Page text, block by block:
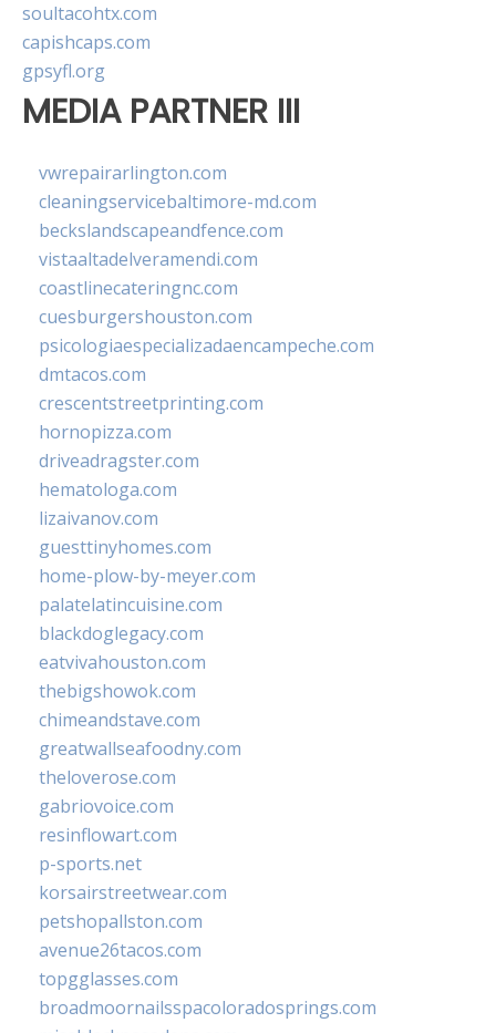
soultacohtx.com
capishcaps.com
gpsyfl.org
MEDIA PARTNER III
vwrepairarlington.com
cleaningservicebaltimore-md.com
beckslandscapeandfence.com
vistaaltadelveramendi.com
coastlinecateringnc.com
cuesburgershouston.com
psicologiaespecializadaencampeche.com
dmtacos.com
crescentstreetprinting.com
hornopizza.com
driveadragster.com
hematologa.com
lizaivanov.com
guesttinyhomes.com
home-plow-by-meyer.com
palatelatincuisine.com
blackdoglegacy.com
eatvivahouston.com
thebigshowok.com
chimeandstave.com
greatwallseafoodny.com
theloverose.com
gabriovoice.com
resinflowart.com
p-sports.net
korsairstreetwear.com
petshopallston.com
avenue26tacos.com
topgglasses.com
broadmoornailsspacoloradosprings.com